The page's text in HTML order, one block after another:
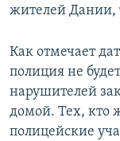
жителей Дании,
Как отмечает
полиция не
нарушителей
домой. Тех, кто
полицейские